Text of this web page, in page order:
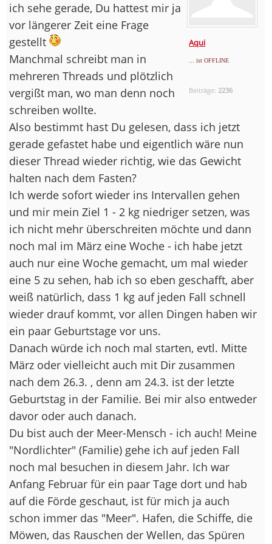
Aqui
... ist OFFLINE
Beiträge:2236
ich sehe gerade, Du hattest mir ja
vor längerer Zeit eine Frage
gestellt
Manchmal schreibt man in
mehreren Threads und plötzlich
vergißt man, wo man denn noch
schreiben wollte.
Also bestimmt hast Du gelesen, dass ich jetzt
gerade gefastet habe und eigentlich wäre nun
dieser Thread wieder richtig, wie das Gewicht
halten nach dem Fasten?
Ich werde sofort wieder ins Intervallen gehen
und mir mein Ziel 1 - 2 kg niedriger setzen, was
ich nicht mehr überschreiten möchte und dann
noch mal im März eine Woche - ich habe jetzt
auch nur eine Woche gemacht, um mal wieder
eine 5 zu sehen, hab ich so eben geschafft, aber
weiß natürlich, dass 1 kg auf jeden Fall schnell
wieder drauf kommt, vor allen Dingen haben wir
ein paar Geburtstage vor uns.
Danach würde ich noch mal starten, evtl. Mitte
März oder vielleicht auch mit Dir zusammen
nach dem 26.3. , denn am 24.3. ist der letzte
Geburtstag in der Familie. Bei mir also entweder
davor oder auch danach.
Du bist auch der Meer-Mensch - ich auch! Meine
"Nordlichter" (Familie) gehe ich auf jeden Fall
noch mal besuchen in diesem Jahr. Ich war
Anfang Februar für ein paar Tage dort und hab
auf die Förde geschaut, ist für mich ja auch
schon immer das "Meer". Hafen, die Schiffe, die
Möwen, das Rauschen der Wellen, das Spüren